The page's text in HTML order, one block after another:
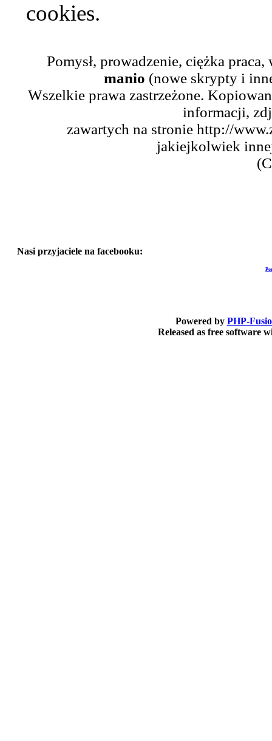
cookies.
Pomysł, prowadzenie, ciężka
manio (nowe skrypty i
Wszelkie prawa zastrzeżone.
informacji,
zawartych na stronie http://
jakiejkolwiek
Nasi przyjaciele na facebooku:
Powered by PHP-
Released as free software